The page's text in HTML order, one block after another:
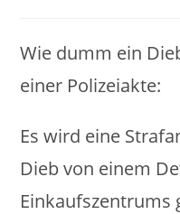
Wie dumm ein
einer Polizeiakte:
Es wird eine
Dieb von einem
Einkaufszentrums